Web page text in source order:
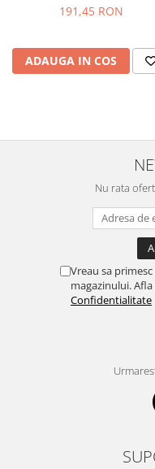
191,45 RON
ADAUGA IN COS
Nu rata
Vreau sa
magazinului.
Confidentialitate